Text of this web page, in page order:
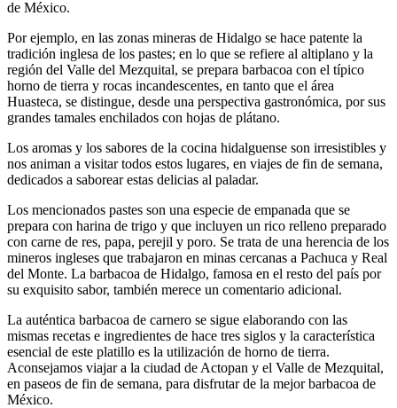
de México.
Por ejemplo, en las zonas mineras de Hidalgo se hace patente la
tradición inglesa de los pastes; en lo que se refiere al altiplano y la
región del Valle del Mezquital, se prepara barbacoa con el típico
horno de tierra y rocas incandescentes, en tanto que el área
Huasteca, se distingue, desde una perspectiva gastronómica, por sus
grandes tamales enchilados con hojas de plátano.
Los aromas y los sabores de la cocina hidalguense son irresistibles y
nos animan a visitar todos estos lugares, en viajes de fin de semana,
dedicados a saborear estas delicias al paladar.
Los mencionados pastes son una especie de empanada que se
prepara con harina de trigo y que incluyen un rico relleno preparado
con carne de res, papa, perejil y poro. Se trata de una herencia de los
mineros ingleses que trabajaron en minas cercanas a Pachuca y Real
del Monte. La barbacoa de Hidalgo, famosa en el resto del país por
su exquisito sabor, también merece un comentario adicional.
La auténtica barbacoa de carnero se sigue elaborando con las
mismas recetas e ingredientes de hace tres siglos y la característica
esencial de este platillo es la utilización de horno de tierra.
Aconsejamos viajar a la ciudad de Actopan y el Valle de Mezquital,
en paseos de fin de semana, para disfrutar de la mejor barbacoa de
México.